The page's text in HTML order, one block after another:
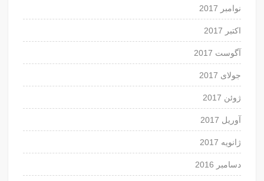
نوامبر 2017
اکتبر 2017
آگوست 2017
جولای 2017
ژوئن 2017
آوریل 2017
ژانویه 2017
دسامبر 2016